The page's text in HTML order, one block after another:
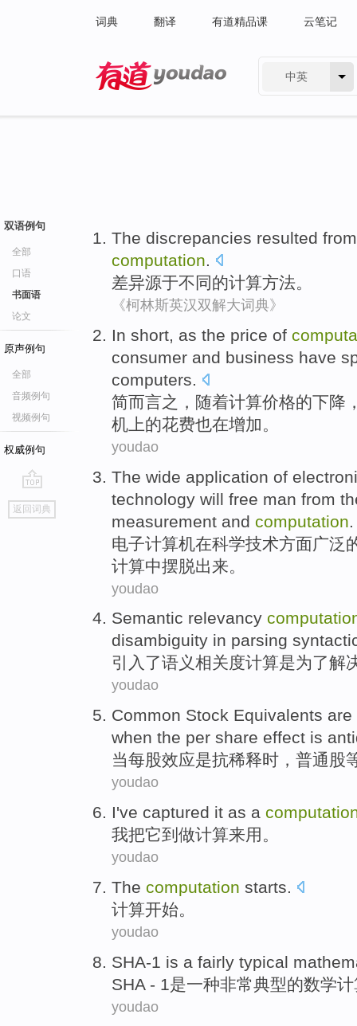
词典 翻译 有道精品课 云笔记
中英
双语例句
全部
口语
书面语
论文
原声例句
全部
音频例句
视频例句
权威例句
go
top
返回词典
The discrepancies resulted from
computation.
差异源于不同的计算方法。
《柯林斯英汉双解大词典》
In short, as the price of
consumer and business have
computers.
简而言之， 随着计算价格的下降
机上的花费也在增加。
youdao
The wide application of
technology will free man from
measurement and computation
电子计算机在科学技术方面广泛
计算中摆脱出来。
youdao
Semantic relevancy
disambiguity in parsing
引入了语义相关度计算是为了解
youdao
Common Stock Equivalents are
when the per share effect is
当每股效应是抗稀释时， 普通股
youdao
I've captured it as a
我把它到做计算来用。
youdao
The computation starts.
计算开始。
youdao
SHA-1 is a fairly typical
SHA - 1 是一种非常典型的数学
youdao